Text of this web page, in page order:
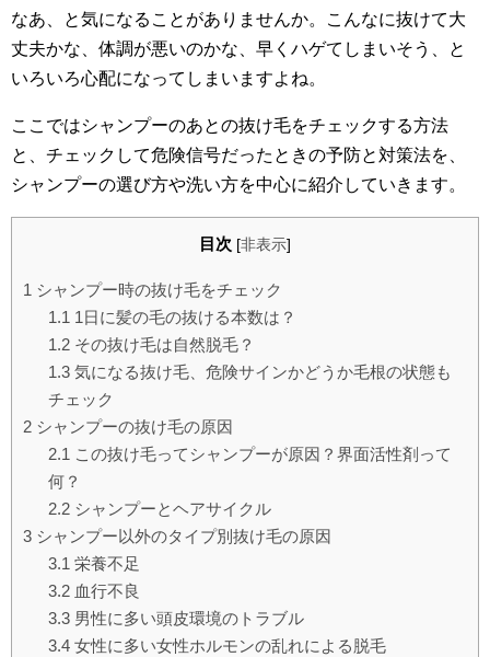
なあ、と気になることがありませんか。こんなに抜けて大
丈夫かな、体調が悪いのかな、早くハゲてしまいそう、と
いろいろ心配になってしまいますよね。
ここではシャンプーのあとの抜け毛をチェックする方法
と、チェックして危険信号だったときの予防と対策法を、
シャンプーの選び方や洗い方を中心に紹介していきます。
目次 [非表示]
1 シャンプー時の抜け毛をチェック
1.1 1日に髪の毛の抜ける本数は？
1.2その抜け毛は自然脱毛？
1.3気になる抜け毛、危険サインかどうか毛根の状態も
チェック
2 シャンプーの抜け毛の原因
2.1 この抜け毛ってシャンプーが原因？界面活性剤って
何？
2.2シャンプーとヘアサイクル
3 シャンプー以外のタイプ別抜け毛の原因
3.1 栄養不足
3.2血行不良
3.3男性に多い頭皮環境のトラブル
3.4女性に多い女性ホルモンの乱れによる脱毛